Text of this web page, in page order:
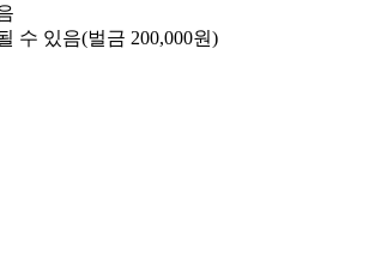
수 있음(벌금 200,000원)